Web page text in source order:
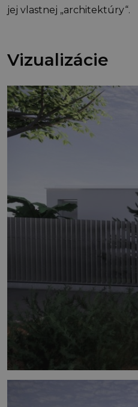
jej vlastnej „architektúry“.
Vizualizácie